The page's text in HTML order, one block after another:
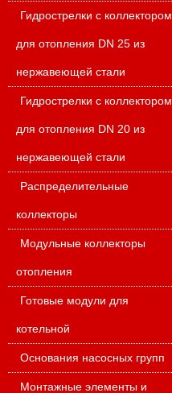
Гидрострелки с коллектором
для отопления DN 25 из
нержавеющей стали
Гидрострелки с коллектором
для отопления DN 20 из
нержавеющей стали
Распределительные
коллекторы
Модульные коллекторы
отопления
Готовые модули для
котельной
Основания насосных групп
Монтажные элементы и